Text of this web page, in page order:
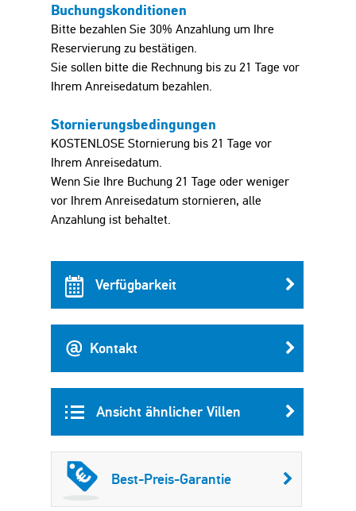
Buchungskonditionen
Bitte bezahlen Sie 30% Anzahlung um Ihre
Reservierung zu bestätigen.
Sie sollen bitte die Rechnung bis zu 21 Tage vor
Ihrem Anreisedatum bezahlen.
Stornierungsbedingungen
KOSTENLOSE Stornierung bis 21 Tage vor
Ihrem Anreisedatum.
Wenn Sie Ihre Buchung 21 Tage oder weniger
vor Ihrem Anreisedatum stornieren, alle
Anzahlung ist behaltet.
Verfügbarkeit
Kontakt
Ansicht ähnlicher Villen
Best-Preis-Garantie